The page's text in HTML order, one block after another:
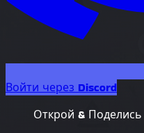
Войти через Discord
Открой & Поделись